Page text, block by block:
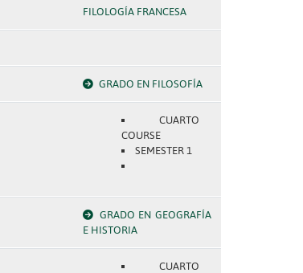
FILOLOGÍA FRANCESA
GRADO EN FILOSOFÍA
CUARTO
COURSE
SEMESTER 1
GRADO EN GEOGRAFÍA
E HISTORIA
CUARTO